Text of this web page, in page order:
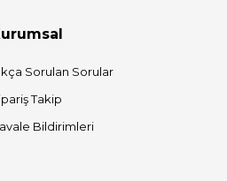
Sorulan Sorular
Takip
Bildirimleri